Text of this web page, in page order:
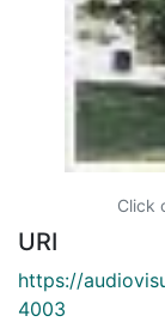
Click
URI
https://
4003